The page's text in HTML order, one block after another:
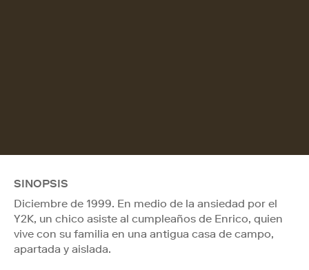
SINOPSIS
Diciembre de 1999. En medio de la ansiedad por el
Y2K, un chico asiste al cumpleaños de Enrico, quien
vive con su familia en una antigua casa de campo,
apartada y aislada.